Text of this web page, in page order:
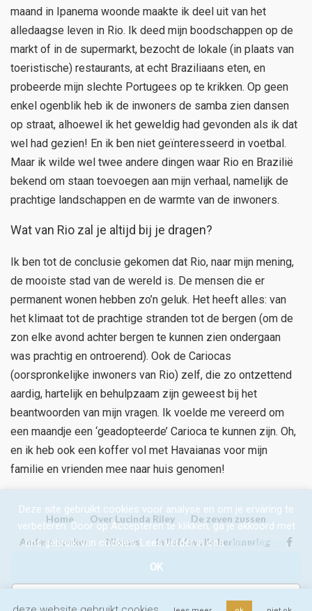
Deze site gebruikt cookies voor analyse en om je ervaring te
verbeteren. Door op Accepteren te klikken, ga je akkoord met
ons gebruik van cookies. Lees verder in onsprivacybeleid .
OK
maand in Ipanema woonde maakte ik deel uit van het
alledaagse leven in Rio. Ik deed mijn boodschappen op de
markt of in de supermarkt, bezocht de lokale (in plaats van
toeristische) restaurants, at echt Braziliaans eten, en
probeerde mijn slechte Portugees op te krikken. Op geen
enkel ogenblik heb ik de inwoners de samba zien dansen
op straat, alhoewel ik het geweldig had gevonden als ik dat
wel had gezien! En ik ben niet geïnteresseerd in voetbal.
Maar ik wilde wel twee andere dingen waar Rio en Brazilië
bekend om staan toevoegen aan mijn verhaal, namelijk de
prachtige landschappen en de warmte van de inwoners.
Wat van Rio zal je altijd bij je dragen?
Ik ben tot de conclusie gekomen dat Rio, naar mijn mening,
de mooiste stad van de wereld is. De mensen die er
permanent wonen hebben zo’n geluk. Het heeft alles: van
het klimaat tot de prachtige stranden tot de bergen (om de
zon elke avond achter bergen te kunnen zien ondergaan
was prachtig en ontroerend). Ook de Cariocas
(oorspronkelijke inwoners van Rio) zelf, die zo ontzettend
aardig, hartelijk en behulpzaam zijn geweest bij het
beantwoorden van mijn vragen. Ik voelde me vereerd om
een maandje een ‘geadopteerde’ Carioca te kunnen zijn. Oh,
en ik heb ook een koffer vol met Havaianas voor mijn
familie en vrienden mee naar huis genomen!
Home Over Lucinda Riley
De zeven zussen
Andere boeken
Nieuws In liefdevolle herinnering
privacyverklaring